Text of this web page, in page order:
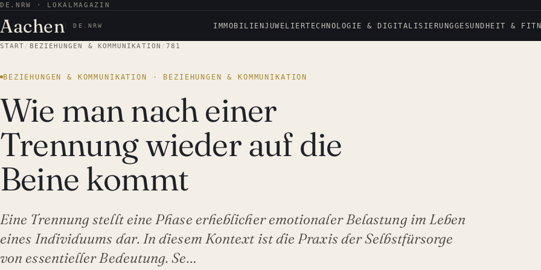
DE.NRW · LOKALMAGAZIN
Aachen DE.NRW IMMOBILIENJUWELIERTECHNOLOGIE & DIGITALISIERUNGGESUNDHEIT &
START/ BEZIEHUNGEN & KOMMUNIKATION /781
BEZIEHUNGEN & KOMMUNIKATION · BEZIEHUNGEN & KOMMUNIKATION
Wie man nach einer
Trennung wieder auf die
Beine kommt
Eine Trennung stellt eine Phase erheblicher emotionaler Belastung im Leben
eines Individuums dar. In diesem Kontext ist die Praxis der Selbstfürsorge
von essentieller Bedeutung. Se…